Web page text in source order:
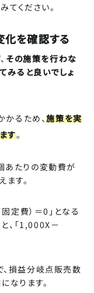
てください。
を確認する
その施策を行わな
みると良いでしょ
かるため、施策を実
す。
あたりの変動費が
す。
定費）＝0」となる
、「1,000X－
、損益分岐点販売数
なります。